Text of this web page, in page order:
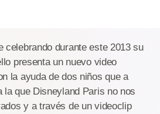
celebrando durante este 2013 su
presenta un nuevo video
la ayuda de dos niños que a
la que Disneyland Paris no nos
y a través de un videoclip